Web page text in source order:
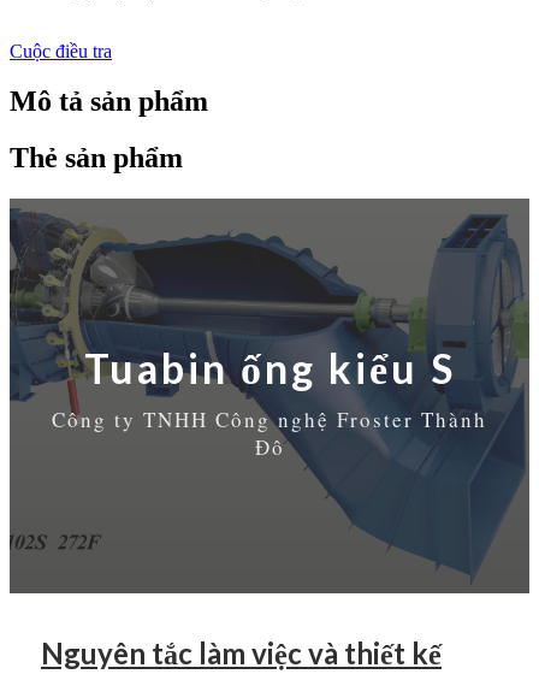
Cuộc điều tra
Mô tả sản phẩm
Thẻ sản phẩm
Tuabin ống kiểu S
Công ty TNHH Công nghệ Froster Thành
Đô
Nguyên tắc làm việc và thiết kế